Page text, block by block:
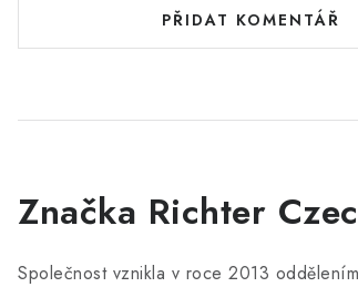
PŘIDAT KOMENTÁŘ
Značka Richter
Společnost vznikla v roce 2013